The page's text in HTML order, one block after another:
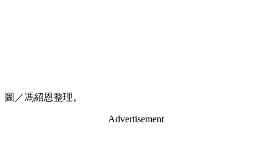
圖／馮紹恩整理。
Advertisement